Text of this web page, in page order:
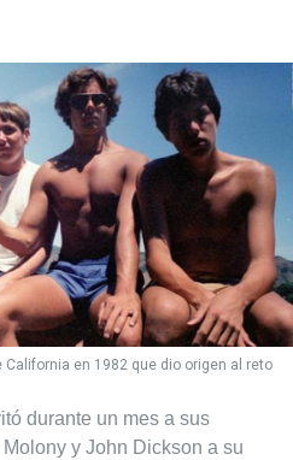
en 1982 que dio origen al reto
durante un mes a sus
y John Dickson a su